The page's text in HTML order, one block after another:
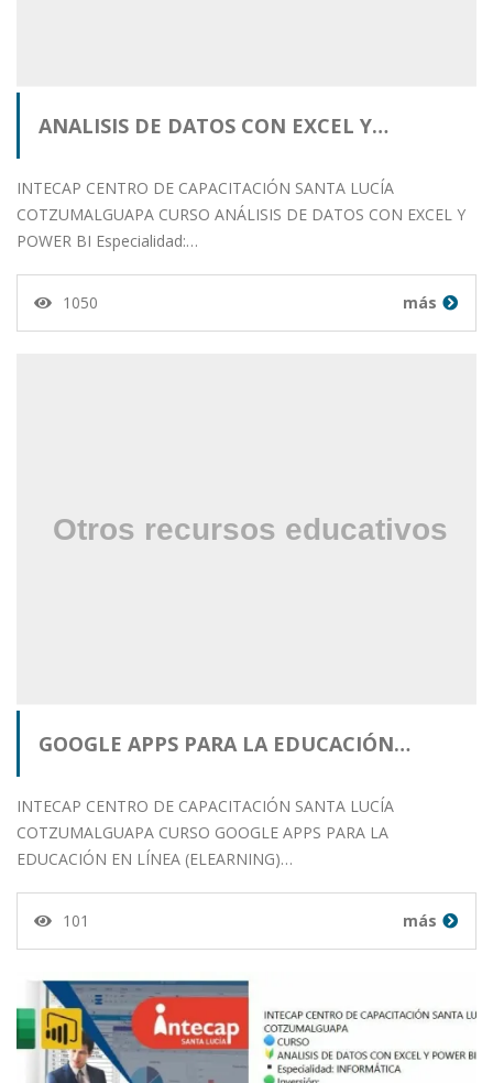
ANALISIS DE DATOS CON EXCEL Y…
INTECAP CENTRO DE CAPACITACIÓN SANTA LUCÍA
COTZUMALGUAPA CURSO ANÁLISIS DE DATOS CON EXCEL Y
POWER BI Especialidad:…
1050 más
GOOGLE APPS PARA LA EDUCACIÓN…
INTECAP CENTRO DE CAPACITACIÓN SANTA LUCÍA
COTZUMALGUAPA CURSO GOOGLE APPS PARA LA
EDUCACIÓN EN LÍNEA (ELEARNING)…
101 más